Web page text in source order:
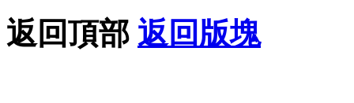
返回頂部 返回版塊